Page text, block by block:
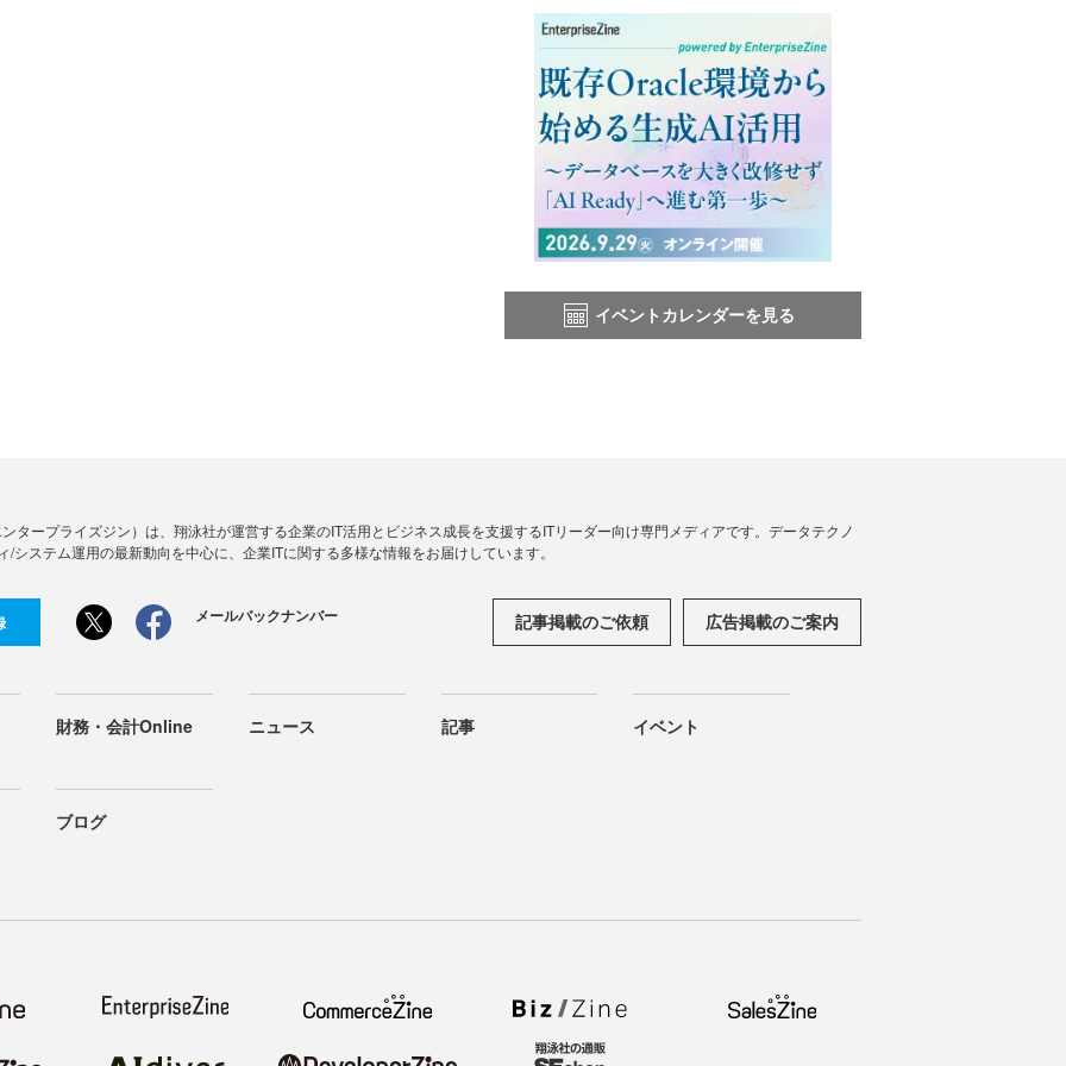
イベントカレンダーを見る
ンタープライズジン）は、翔泳社が運営する企業のIT活用とビジネス成長を支援するITリーダー向け専門メディアです。データテクノ
/システム運用の最新動向を中心に、企業ITに関する多様な情報をお届けしています。
メールバックナンバー 記事掲載のご依頼 広告掲載のご案内
財務・会計Online ニュース 記事 イベント
ブログ